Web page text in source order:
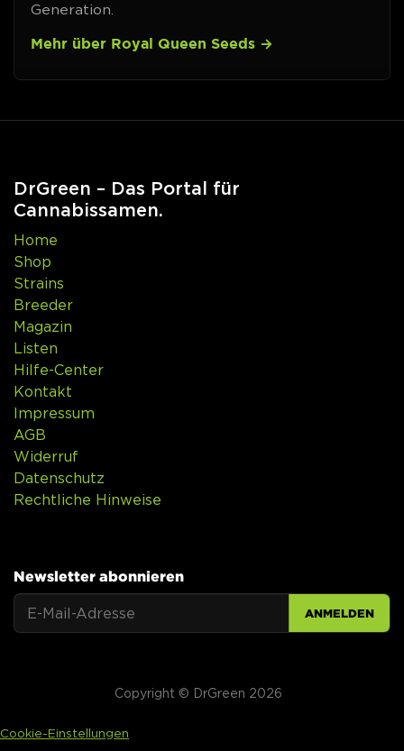
Generation.
Mehr über Royal Queen Seeds
DrGreen – Das Portal für
Cannabissamen.
Home
Shop
Strains
Breeder
Magazin
Listen
Hilfe-Center
Kontakt
Impressum
AGB
Widerruf
Datenschutz
Rechtliche Hinweise
Newsletter abonnieren
ANMELDEN
Copyright © DrGreen 2026
Cookie-Einstellungen